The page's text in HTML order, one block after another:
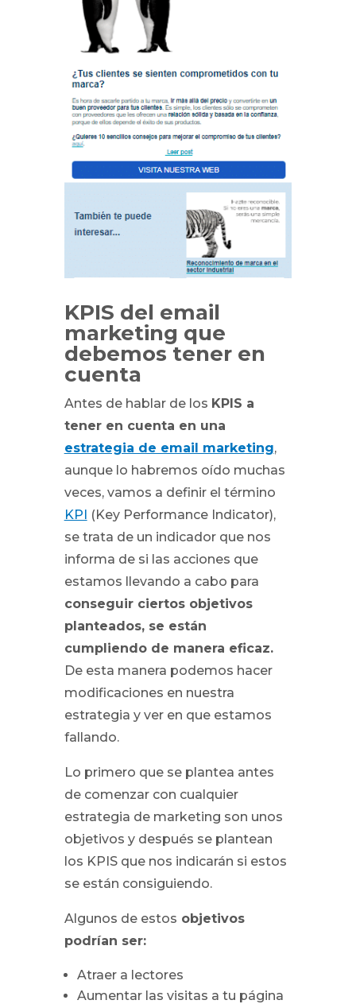
KPIS del email
marketing que
debemos tener en
cuenta
Antes de hablar de los KPIS a
tener en cuenta en una
estrategia de email marketing,
aunque lo habremos oído muchas
veces, vamos a definir el término
KPI (Key Performance Indicator),
se trata de un indicador que nos
informa de si las acciones que
estamos llevando a cabo para
conseguir ciertos objetivos
planteados, se están
cumpliendo de manera eficaz.
De esta manera podemos hacer
modificaciones en nuestra
estrategia y ver en que estamos
fallando.
Lo primero que se plantea antes
de comenzar con cualquier
estrategia de marketing son unos
objetivos y después se plantean
los KPIS que nos indicarán si estos
se están consiguiendo.
Algunos de estos objetivos
podrían ser:
Atraer a lectores
Aumentar las visitas a tu página